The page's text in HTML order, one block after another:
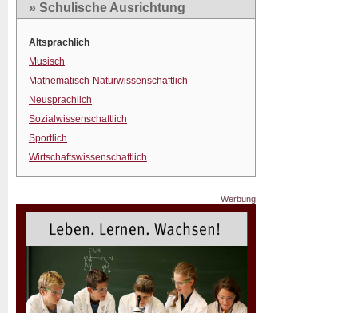
» Schulische Ausrichtung
Altsprachlich
Musisch
Mathematisch-Naturwissenschaftlich
Neusprachlich
Sozialwissenschaftlich
Sportlich
Wirtschaftswissenschaftlich
Werbung